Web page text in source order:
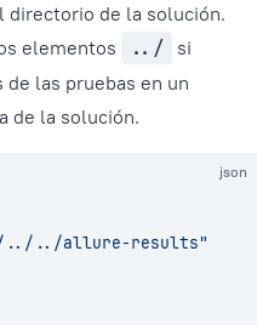
de la solución.
elementos
../ si
las pruebas en un
de la solución.
json
../allure-results"